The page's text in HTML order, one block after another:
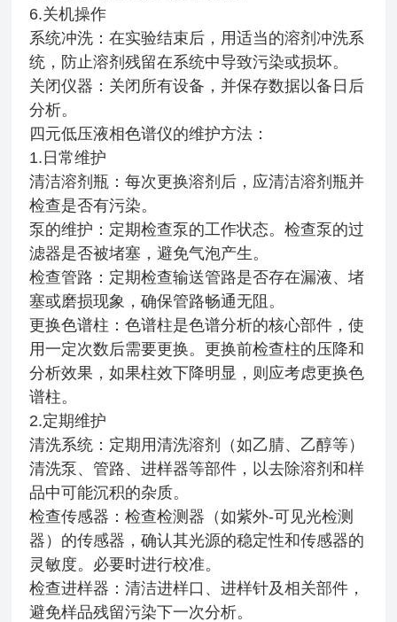
6.关机操作
系统冲洗：在实验结束后，用适当的溶剂冲洗系
统，防止溶剂残留在系统中导致污染或损坏。
关闭仪器：关闭所有设备，并保存数据以备日后
分析。
四元低压液相色谱仪的维护方法：
1.日常维护
清洁溶剂瓶：每次更换溶剂后，应清洁溶剂瓶并
检查是否有污染。
泵的维护：定期检查泵的工作状态。检查泵的过
滤器是否被堵塞，避免气泡产生。
检查管路：定期检查输送管路是否存在漏液、堵
塞或磨损现象，确保管路畅通无阻。
更换色谱柱：色谱柱是色谱分析的核心部件，使
用一定次数后需要更换。更换前检查柱的压降和
分析效果，如果柱效下降明显，则应考虑更换色
谱柱。
2.定期维护
清洗系统：定期用清洗溶剂（如乙腈、乙醇等）
清洗泵、管路、进样器等部件，以去除溶剂和样
品中可能沉积的杂质。
检查传感器：检查检测器（如紫外-可见光检测
器）的传感器，确认其光源的稳定性和传感器的
灵敏度。必要时进行校准。
检查进样器：清洁进样口、进样针及相关部件，
避免样品残留污染下一次分析。